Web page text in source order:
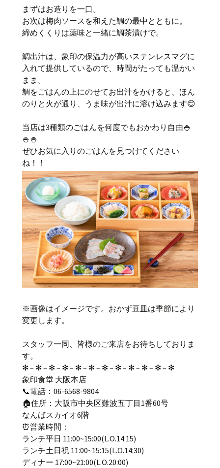
まずはお造りを一口。
お次は梅肉ソースを和えた鯛の最中とともに。
締めくくりは薬味と一緒に鯛茶漬けで。
鯛出汁は、象印の保温力が高いステンレスマグに
入れて提供しているので、時間がたっても温かい
まま。
鯛をごはんの上にのせてお出汁をかけると、ほん
のりと火が通り、うま味が出汁に溶け込みます😊
当店は3種類のごはんを何度でもおかわり自由🍚
🍚🍚
ぜひお気に入りのごはんを見つけてください
ね！！
※画像はイメージです。おかず豆皿は季節により
変更します。
スタッフ一同、皆様のご来店をお待ちしておりま
す。
✻ – ✻ – ✻ – ✻ – ✻ – ✻ – ✻ – ✻ – ✻ – ✻ – ✻ – ✻
象印食堂 大阪本店
📞電話：06-6568-9804
🏠住所：大阪市中央区難波五丁目1番60号
なんばスカイオ6階
⏰営業時間：
ランチ平日 11:00~15:00(L.O.14:15)
ランチ土日祝 11:00~15:15(L.O.14:30)
ディナー 17:00~21:00(L.O.20:00)